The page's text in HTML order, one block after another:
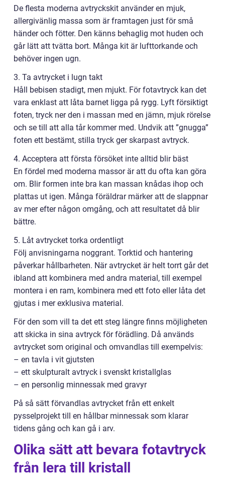
De flesta moderna avtryckskit använder en mjuk,
allergivänlig massa som är framtagen just för små
händer och fötter. Den känns behaglig mot huden och
går lätt att tvätta bort. Många kit är lufttorkande och
behöver ingen ugn.
3. Ta avtrycket i lugn takt
Håll bebisen stadigt, men mjukt. För fotavtryck kan det
vara enklast att låta barnet ligga på rygg. Lyft försiktigt
foten, tryck ner den i massan med en jämn, mjuk rörelse
och se till att alla tår kommer med. Undvik att ”gnugga”
foten ett bestämt, stilla tryck ger skarpast avtryck.
4. Acceptera att första försöket inte alltid blir bäst
En fördel med moderna massor är att du ofta kan göra
om. Blir formen inte bra kan massan knådas ihop och
plattas ut igen. Många föräldrar märker att de slappnar
av mer efter någon omgång, och att resultatet då blir
bättre.
5. Låt avtrycket torka ordentligt
Följ anvisningarna noggrant. Torktid och hantering
påverkar hållbarheten. När avtrycket är helt torrt går det
ibland att kombinera med andra material, till exempel
montera i en ram, kombinera med ett foto eller låta det
gjutas i mer exklusiva material.
För den som vill ta det ett steg längre finns möjligheten
att skicka in sina avtryck för förädling. Då används
avtrycket som original och omvandlas till exempelvis:
– en tavla i vit gjutsten
– ett skulpturalt avtryck i svenskt kristallglas
– en personlig minnessak med gravyr
På så sätt förvandlas avtrycket från ett enkelt
pysselprojekt till en hållbar minnessak som klarar
tidens gång och kan gå i arv.
Olika sätt att bevara fotavtryck
från lera till kristall